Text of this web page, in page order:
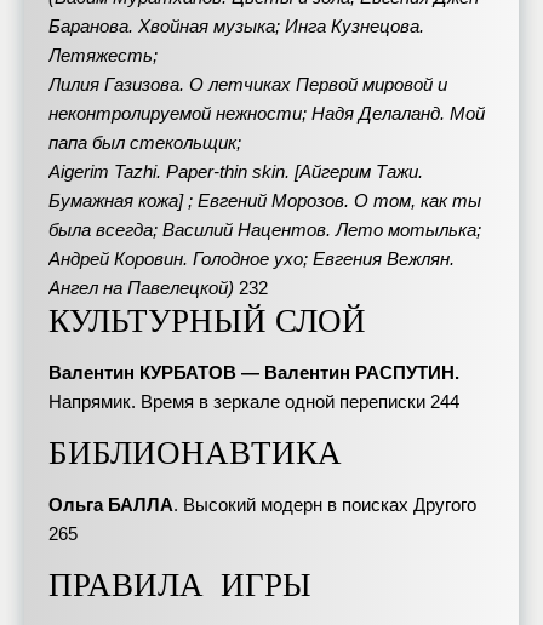
Баранова. Хвойная музыка; Инга Кузнецова.
Летяжесть;
Лилия Газизова. О летчиках Первой мировой и
неконтролируемой нежности; Надя Делаланд. Мой
папа был стекольщик;
Aigerim Tazhi. Paper-thin skin. [Айгерим Тажи.
Бумажная кожа] ; Евгений Морозов. О том, как ты
была всегда; Василий Нацентов. Лето мотылька;
Андрей Коровин. Голодное ухо; Евгения Вежлян.
Ангел на Павелецкой) 232
КУЛЬТУРНЫЙ СЛОЙ
Валентин КУРБАТОВ — Валентин РАСПУТИН.
Напрямик. Время в зеркале одной переписки 244
БИБЛИОНАВТИКА
Ольга БАЛЛА. Высокий модерн в поисках Другого
265
ПРАВИЛА ИГРЫ